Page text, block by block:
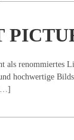
renommiertes
hochwertige